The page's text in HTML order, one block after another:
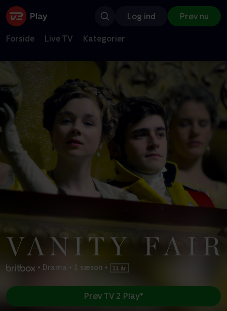
Log ind Prøv nu
Forside Live TV Kategorier
• Drama • 1 sæson •
Prøv TV 2 Play*